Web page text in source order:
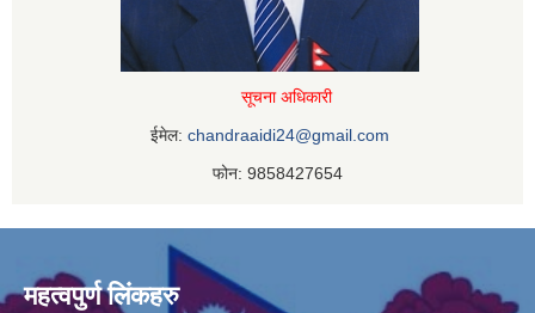
सूचना अधिकारी
ईमेल: chandraaidi24@gmail.com
फोन: 9858427654
महत्वपुर्ण लिंकहरु